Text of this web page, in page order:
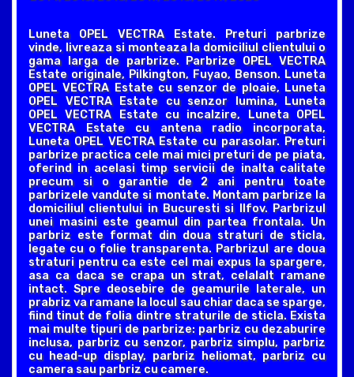
Luneta OPEL VECTRA Estate. Preturi parbrize
vinde, livreaza si monteaza la domiciliul clientului o
gama larga de parbrize. Parbrize OPEL VECTRA
Estate originale, Pilkington, Fuyao, Benson. Luneta
OPEL VECTRA Estate cu senzor de ploaie, Luneta
OPEL VECTRA Estate cu senzor lumina, Luneta
OPEL VECTRA Estate cu incalzire, Luneta OPEL
VECTRA Estate cu antena radio incorporata,
Luneta OPEL VECTRA Estate cu parasolar. Preturi
parbrize practica cele mai mici preturi de pe piata,
oferind in acelasi timp servicii de inalta calitate
precum si o garantie de 2 ani pentru toate
parbrizele vandute si montate. Montam parbrize la
domiciliul clientului in Bucuresti si Ilfov. Parbrizul
unei masini este geamul din partea frontala. Un
parbriz este format din doua straturi de sticla,
legate cu o folie transparenta. Parbrizul are doua
straturi pentru ca este cel mai expus la spargere,
asa ca daca se crapa un strat, celalalt ramane
intact. Spre deosebire de geamurile laterale, un
prabriz va ramane la locul sau chiar daca se sparge,
fiind tinut de folia dintre straturile de sticla. Exista
mai multe tipuri de parbrize: parbriz cu dezaburire
inclusa, parbriz cu senzor, parbriz simplu, parbriz
cu head-up display, parbriz heliomat, parbriz cu
camera sau parbriz cu camere.